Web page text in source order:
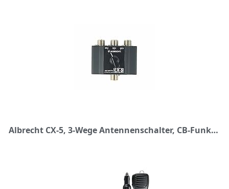
Albrecht CX-5, 3-Wege Antennenschalter, CB-Funk, 7402, Zum Anschluss von 3 Antennen an EIN Funkgerät